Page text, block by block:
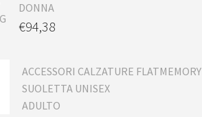
DONNA
€94,38
ACCESSORI CALZATURE FLATMEMORY
SUOLETTA UNISEX
ADULTO